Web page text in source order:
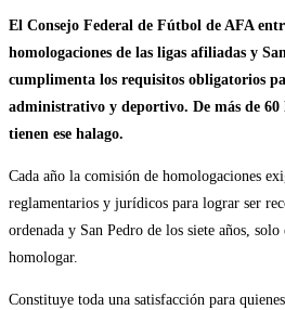
El Consejo Federal de Fútbol de AFA
homologaciones de las ligas afiliadas y
cumplimenta los requisitos obligatorios
administrativo y deportivo. De más de 60
tienen ese halago.
Cada año la comisión de homologaciones
reglamentarios y jurídicos para lograr ser
ordenada y San Pedro de los siete años,
homologar.
Constituye toda una satisfacción para